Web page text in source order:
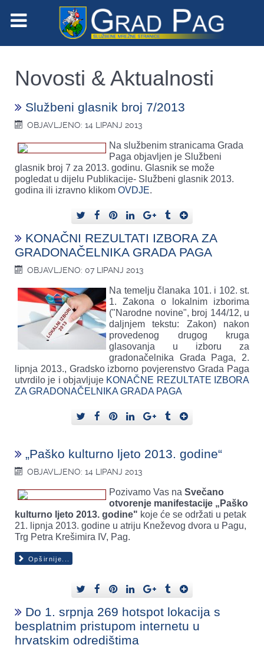
Novosti & Aktualnosti
Službeni glasnik broj 7/2013
OBJAVLJENO: 14 LIPANJ 2013
Na službenim stranicama Grada
Paga objavljen je Službeni
glasnik broj 7 za 2013. godinu. Glasnik se može
pogledat u dijelu Publikacije- Službeni glasnik 2013.
godina ili izravno klikom OVDJE.
KONAČNI REZULTATI IZBORA ZA
GRADONAČELNIKA GRADA PAGA
OBJAVLJENO: 07 LIPANJ 2013
Na temelju članaka 101. i 102. st.
1. Zakona o lokalnim izborima
("Narodne novine", broj 144/12, u
daljnjem tekstu: Zakon) nakon
provedenog drugog kruga
glasovanja u izboru za
gradonačelnika Grada Paga, 2.
lipnja 2013., Gradsko izborno povjerenstvo Grada Paga
utvrdilo je i objavljuje KONAČNE REZULTATE IZBORA
ZA GRADONAČELNIKA GRADA PAGA
„Paško kulturno ljeto 2013. godine“
OBJAVLJENO: 14 LIPANJ 2013
Pozivamo Vas na Svečano
otvorenje manifestacije „Paško
kulturno ljeto 2013. godine" koje će se održati u petak
21. lipnja 2013. godine u atriju Kneževog dvora u Pagu,
Trg Petra Krešimira IV, Pag.
Opširnije...
Do 1. srpnja 269 hotspot lokacija s
besplatnim pristupom internetu u
hrvatskim odredištima